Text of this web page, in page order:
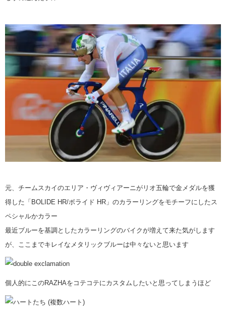
元、チームスカイのエリア・ヴィヴィアーニがリオ五輪で金メダルを獲
得した「BOLIDE HR/ボライド HR」のカラーリングをモチーフにしたス
ペシャルかカラー
最近ブルーを基調としたカラーリングのバイクが増えて来た気がします
が、ここまでキレイなメタリックブルーは中々ないと思います
個人的にこのRAZHAをコテコテにカスタムしたいと思ってしまうほど